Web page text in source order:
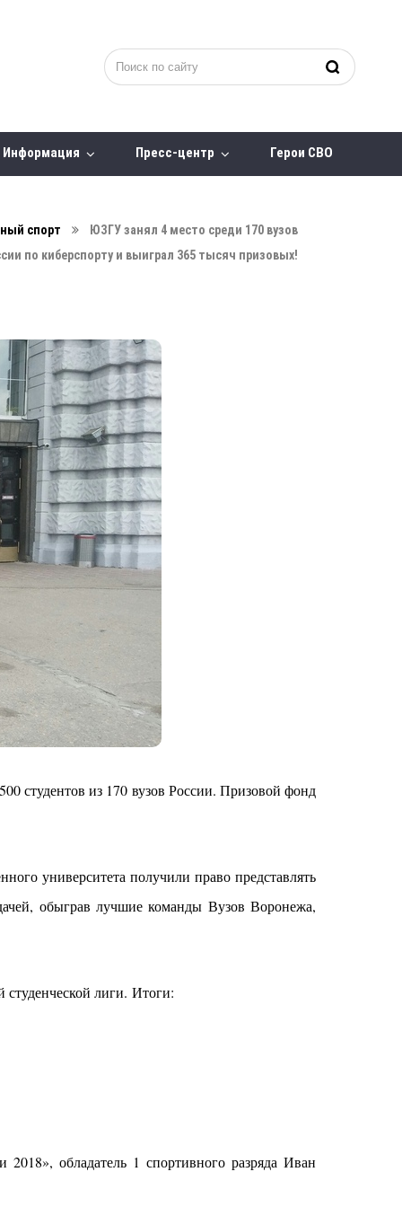
Информация Пресс-центр Герои СВО
спорт
ЮЗГУ занял 4 место среди 170 вузов
по киберспорту и выиграл 365 тысяч призовых!
студентов из 170 вузов России. Призовой фонд
университета получили право представлять
обыграв лучшие команды Вузов Воронежа,
студенческой лиги. Итоги:
обладатель 1 спортивного разряда Иван